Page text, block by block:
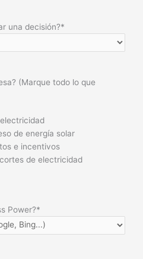
una decisión?*
(Marque todo lo que
de energía solar
e incentivos
de electricidad
Power?*